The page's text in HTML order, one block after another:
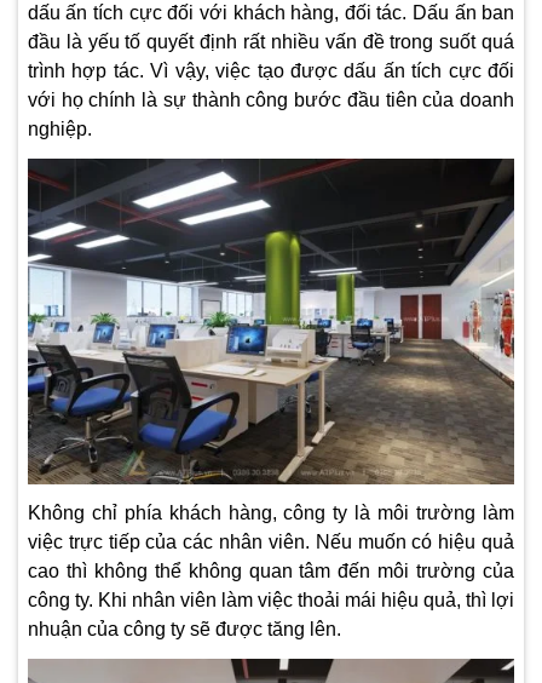
dấu ấn tích cực đối với khách hàng, đối tác. Dấu ấn ban
đầu là yếu tố quyết định rất nhiều vấn đề trong suốt quá
trình hợp tác. Vì vậy, việc tạo được dấu ấn tích cực đối
với họ chính là sự thành công bước đầu tiên của doanh
nghiệp.
Không chỉ phía khách hàng, công ty là môi trường làm
việc trực tiếp của các nhân viên. Nếu muốn có hiệu quả
cao thì không thể không quan tâm đến môi trường của
công ty. Khi nhân viên làm việc thoải mái hiệu quả, thì lợi
nhuận của công ty sẽ được tăng lên.